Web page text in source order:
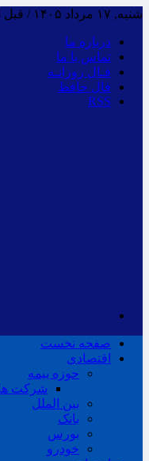
شنبه, ۱۷ مرداد ۱۴۰۵ / قبل از ظهر /
درباره ما
تماس با ما
فـال روزانـه
فال حافظ
RSS
صفحه نخست
اقتصادی
حوزه بیمه
شرکت
بین الملل
بانک
بورس
خودرو